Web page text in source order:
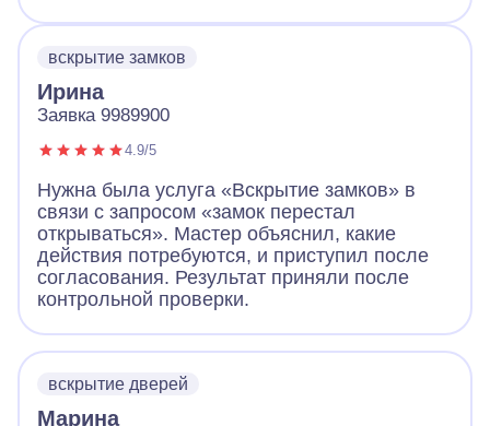
вскрытие замков
Ирина
Заявка 9989900
4.9/5
Нужна была услуга «Вскрытие замков» в
связи с запросом «замок перестал
открываться». Мастер объяснил, какие
действия потребуются, и приступил после
согласования. Результат приняли после
контрольной проверки.
вскрытие дверей
Марина